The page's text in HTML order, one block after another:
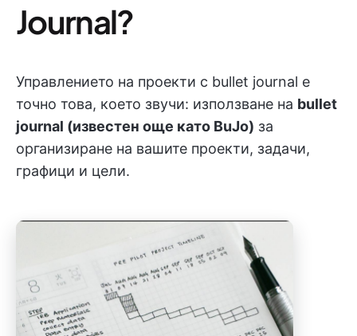
Journal?
Управлението на проекти с bullet journal е
точно това, което звучи: използване на bullet
journal (известен още като BuJo) за
организиране на вашите проекти, задачи,
графици и цели.